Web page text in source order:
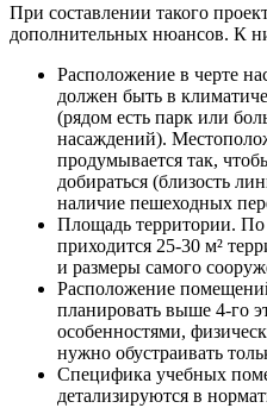
При составлении такого
дополнительных нюансов. К
Расположение в черте
должен быть в
(рядом есть парк или
насаждений).
продумывается так,
добираться (близость
наличие пешеходных
Площадь территории.
приходится 25-30 м²
и размеры самого
Расположение
планировать выше 4-го
особенностями,
нужно обустраивать
Специфика учебных
детализируются в